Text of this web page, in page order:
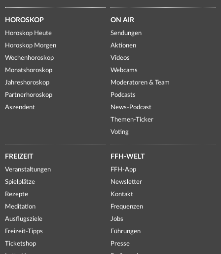
HOROSKOP
Horoskop Heute
Horoskop Morgen
Wochenhoroskop
Monatshoroskop
Jahreshoroskop
Partnerhoroskop
Aszendent
ON AIR
Sendungen
Aktionen
Videos
Webcams
Moderatoren & Team
Podcasts
News-Podcast
Themen-Ticker
Voting
FREIZEIT
Veranstaltungen
Spielplätze
Rezepte
Meditation
Ausflugsziele
Freizeit-Tipps
Ticketshop
FFH-WELT
FFH-App
Newsletter
Kontakt
Frequenzen
Jobs
Führungen
Presse